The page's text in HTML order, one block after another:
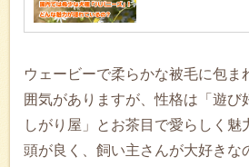
ウェービーで柔らかな被毛に包ま
囲気がありますが、性格は「遊び
しがり屋」とお茶目で愛らしく魅
頭が良く、飼い主さんが大好きな